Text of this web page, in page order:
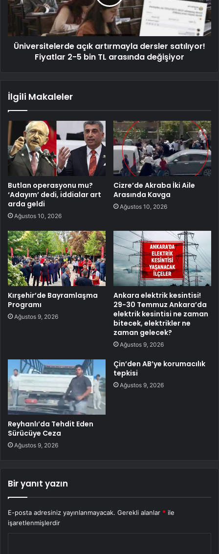
Üniversitelerde açık artırmayla dersler satılıyor!
Fiyatlar 2-5 bin TL arasında değişiyor
İlgili Makaleler
Butlan operasyonu mu?
‘Adayım’ dedi, iddialar art
arda geldi
Ağustos 10, 2026
Cizre’de Akraba İki Aile
Arasında Kavga
Ağustos 10, 2026
Kırşehir’de Bayramlaşma
Programı
Ağustos 9, 2026
Ankara elektrik kesintisi!
29-30 Temmuz Ankara’da
elektrik kesintisi ne zaman
bitecek, elektrikler ne
zaman gelecek?
Ağustos 9, 2026
Reyhanlı’da Tehdit Eden
Sürücüye Ceza
Ağustos 9, 2026
Çin’den AB’ye korumacılık
tepkisi
Ağustos 9, 2026
Bir yanıt yazın
E-posta adresiniz yayınlanmayacak. Gerekli alanlar * ile
işaretlenmişlerdir